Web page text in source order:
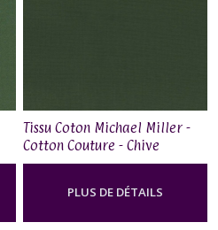
Tissu Coton Michael Miller -
Cotton Couture - Chive
PLUS DE DÉTAILS